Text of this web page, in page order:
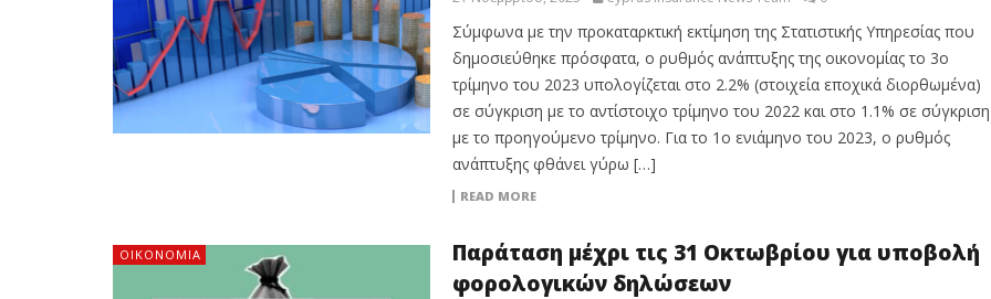
Σύμφωνα με την προκαταρκτική εκτίμηση της Στατιστικής Υπηρεσίας που
δημοσιεύθηκε πρόσφατα, ο ρυθμός ανάπτυξης της οικονομίας το 3ο
τρίμηνο του 2023 υπολογίζεται στο 2.2% (στοιχεία εποχικά διορθωμένα)
σε σύγκριση με το αντίστοιχο τρίμηνο του 2022 και στο 1.1% σε σύγκριση
με το προηγούμενο τρίμηνο. Για το 1ο ενιάμηνο του 2023, ο ρυθμός
ανάπτυξης φθάνει γύρω […]
READ MORE
ΟΙΚΟΝΟΜΙΑ
Παράταση μέχρι τις 31 Οκτωβρίου για υποβολή
φορολογικών δηλώσεων